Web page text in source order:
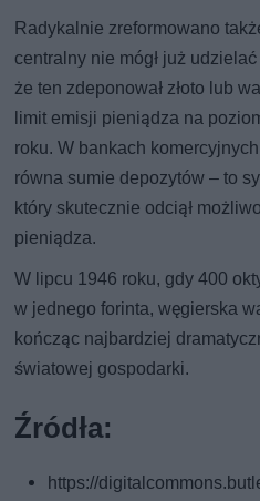
Radykalnie zreformowano
centralny nie mógł już
że ten zdeponował złoto lub
limit emisji pieniądza na
roku. W bankach
równa sumie depozytów – to
który skutecznie odciął
pieniądza.
W lipcu 1946 roku, gdy 400
w jednego forinta, węgierska
kończąc najbardziej
światowej gospodarki.
Źródła:
https://